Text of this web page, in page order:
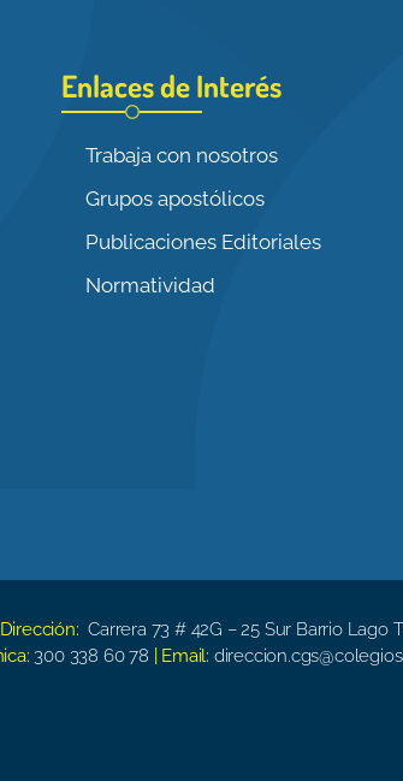
Enlaces de Interés
Trabaja con nosotros
Grupos apostólicos
Publicaciones Editoriales
Normatividad
| Dirección: Carrera 73 # 42G – 25 Sur Barrio Lago
300 338 60 78 | Email: